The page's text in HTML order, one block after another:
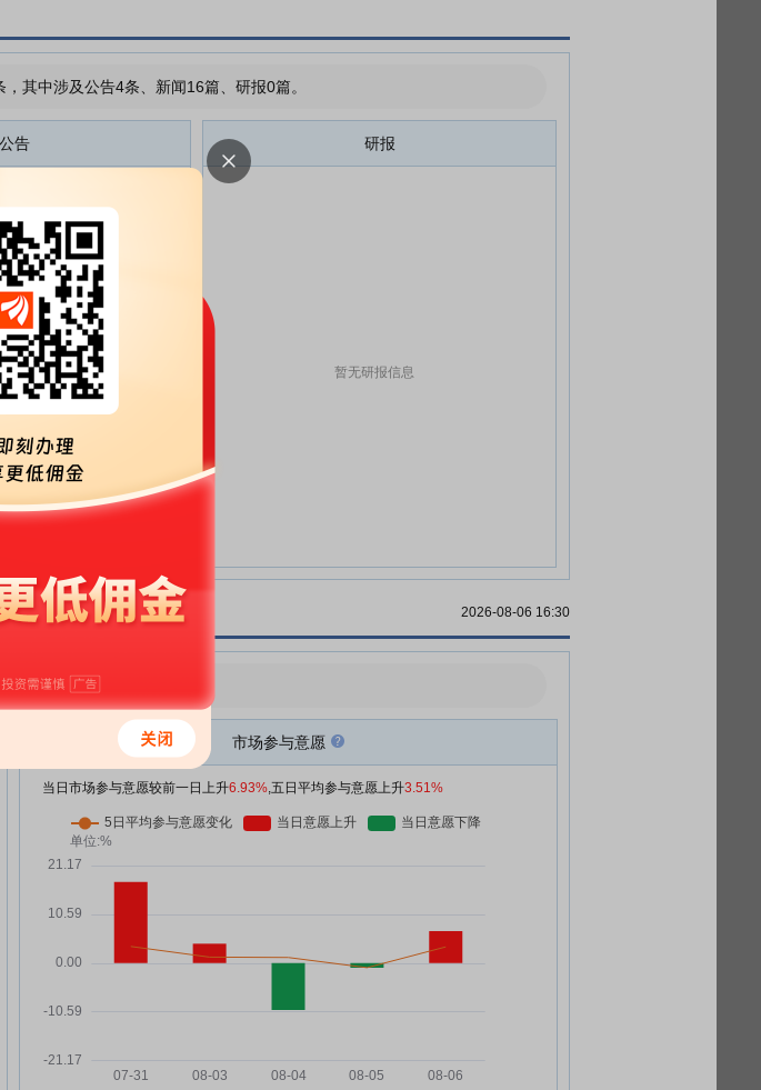
其中涉及公告4条、新闻16篇、研报0篇。
公告
于变更财务负责人的公
四届董事会第六次会议
于新增2026年度对外
公告
票交易异常波动公告
票交易异常波动公告
票交易异常波动公告
会审计委员会关于上海
对公司2025年年度报
露监管问询函中相关问
于2025年年度报告的
管问询函回复的公告
关于浙江联翔智能家居股
2025年年度报告的信
问询函的专项说明
票交易异常波动公告
关于日常关联交易的公告
年第二次临时股东
海市方达律师事务所关
次临时股东会的法律
研报
暂无研报信息
2026-08-06 16:30
所下降，参与意愿有所增强
市场参与意愿
当日市场参与意愿较前一日上升6.93%,五日平均参与意愿上升3.51%